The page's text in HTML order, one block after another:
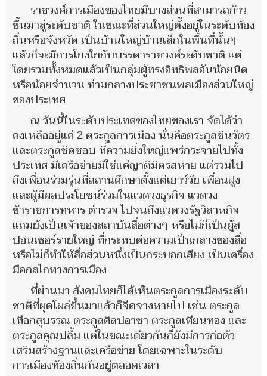
ราชวงศ์การเมืองของไทยมีบางส่วนที่สามารถก้าว
ขึ้นมาสู่ระดับชาติ ในขณะที่ส่วนใหญ่ตั้งอยู่ในระดับท้อง
ถิ่นหรือจังหวัด เป็นบ้านใหญ่บ้านเล็กในพื้นที่นั้นๆ
แล้วก็จะมีการโยงใยกับบรรดาราชวงศ์ระดับชาติ แต่
โดยรวมทั้งหมดแล้วเป็นกลุ่มผู้ทรงอิทธิพลอันน้อยนิด
หรือน้อยจำนวน ท่ามกลางประชาชนพลเมืองส่วนใหญ่
ของประเทศ
ณ วันนี้ในระดับประเทศของไทยของเรา จัดได้ว่า
คงเหลืออยู่แค่ 2 ตระกูลการเมือง นั่นคือตระกูลชินวัตร
และตระกูลชิดชอบ ที่ความยิ่งใหญ่แพร่กระจายไปทั้ง
ประเทศ มีเครือข่ายมิใช่แค่ญาติมิตรสหาย แต่รวมไป
ถึงเพื่อนร่วมรุ่นที่สถานศึกษาตั้งแต่เยาว์วัย เพื่อนฝูง
และผู้มีผลประโยชน์ร่วมในแวดวงธุรกิจ แวดวง
ข้าราชการทหาร ตำรวจ ไปจนถึงแวดวงรัฐวิสาหกิจ
แถมยังเป็นเจ้าของสถาบันสื่อต่างๆ หรือไม่ก็เป็นผู้ส
ปอนเซอร์รายใหญ่ ที่กระทบต่อความเป็นกลางของสื่อ
หรือไม่ก็ทำให้สื่อส่วนหนึ่งเป็นกระบอกเสียง เป็นเครื่อง
มือกลไกทางการเมือง
ที่ผ่านมา สังคมไทยก็ได้เห็นตระกูลการเมืองระดับ
ชาติที่ผุดโผล่ขึ้นมาแล้วก็จืดจางหายไป เช่น ตระกูล
เทือกสุบรรณ ตระกูลศิลปอาชา ตระกูลเทียนทอง และ
ตระกูลคุณปลื้ม แต่ในขณะเดียวกันก็ยังมีการก่อตัว
เสริมสร้างฐานและเครือข่าย โดยเฉพาะในระดับ
การเมืองท้องถิ่นกันอยู่ตลอดเวลา